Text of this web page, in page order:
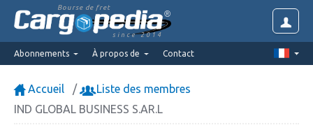
Bourse de fret
since 2014
Abonnements À propos de Contact
Accueil
Liste des membres
IND GLOBAL BUSINESS S.AR.L